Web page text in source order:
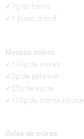
✔7g de farine
✔1 blanc d’œuf
Mousse mûres
✔110g de mûres
✔3g de gélatine
✔25g de sucre
✔110g de crème liquide
Gelée de mûres